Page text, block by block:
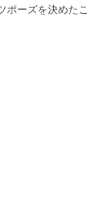
ポーズを決めたこ